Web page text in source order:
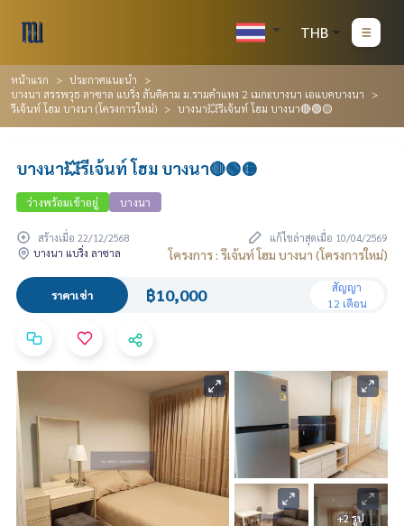
THB
หน้าแรก
ประกาศแนะนำ
บางนา สรรพวุธ ลาซาล แบริ่ง สันติคาม ม.รามคำแหง 2 เมกะบางนา เอแบคบางนา
รีเจ้นท์ โฮม บางนา (โครงการใหม่)
บางนา💥รีเจ้นท์ โฮม บางนา🔴🟢🟡
บางนา💥รีเจ้นท์ โฮม บางนา🔴🟢🟡
ว่างพร้อมเข้าอยู่ บางนา
สร้างเมื่อ 22/12/2568
แก้ไขล่าสุดเมื่อ 10/04/2569
บางนา แบริ่ง ลาซาล
โครงการ : รีเจ้นท์ โฮม บางนา (โครงการใหม่)
ราคาเช่า ฿10,000
สัญญา
12 เดือน
+2 รูป